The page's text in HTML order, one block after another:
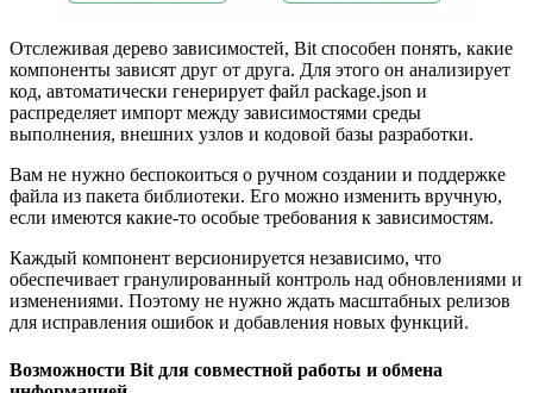
Отслеживая дерево зависимостей, Bit способен понять, какие
компоненты зависят друг от друга. Для этого он анализирует
код, автоматически генерирует файл package.json и
распределяет импорт между зависимостями среды
выполнения, внешних узлов и кодовой базы разработки.
Вам не нужно беспокоиться о ручном создании и поддержке
файла из пакета библиотеки. Его можно изменить вручную,
если имеются какие-то особые требования к зависимостям.
Каждый компонент версионируется независимо, что
обеспечивает гранулированный контроль над обновлениями и
изменениями. Поэтому не нужно ждать масштабных релизов
для исправления ошибок и добавления новых функций.
Возможности Bit для совместной работы и обмена